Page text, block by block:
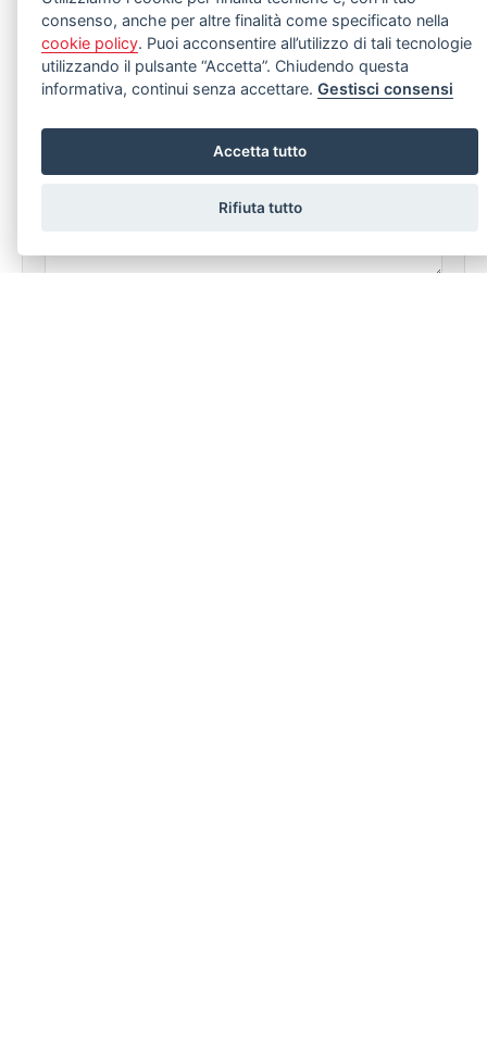
consenso, anche per altre finalità come specificato nella
cookie policy. Puoi acconsentire all’utilizzo di tali tecnologie
utilizzando il pulsante “Accetta”. Chiudendo questa
informativa, continui senza accettare.Gestisci consensi
Accetta tutto
Rifiuta tutto